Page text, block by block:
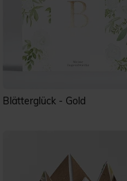
Blätterglück - Gold